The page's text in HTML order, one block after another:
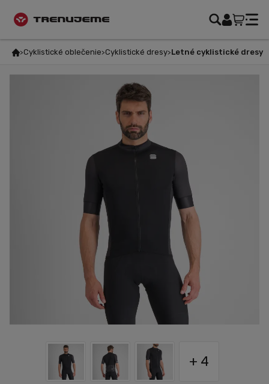
Cyklistické oblečenie Cyklistické dresy Letné cyklistické dresy
+ 4